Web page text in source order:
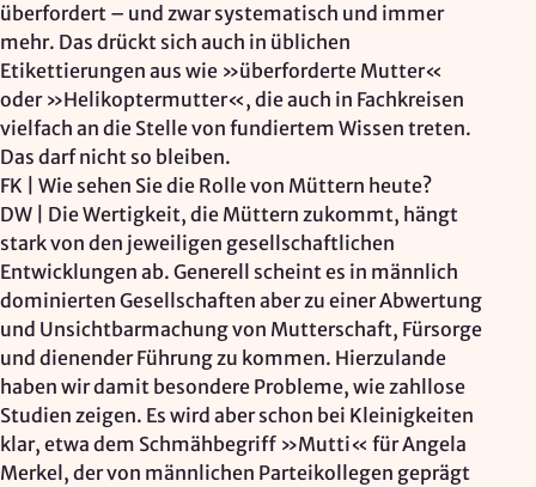
überfordert – und zwar systematisch und immer
mehr. Das drückt sich auch in üblichen
Etikettierungen aus wie »überforderte Mutter«
oder »Helikoptermutter«, die auch in Fachkreisen
vielfach an die Stelle von fundiertem Wissen treten.
Das darf nicht so bleiben.
FK | Wie sehen Sie die Rolle von Müttern heute?
DW | Die Wertigkeit, die Müttern zukommt, hängt
stark von den jeweiligen gesellschaftlichen
Entwicklungen ab. Generell scheint es in männlich
dominierten Gesellschaften aber zu einer Abwertung
und Unsichtbarmachung von Mutterschaft, Fürsorge
und dienender Führung zu kommen. Hierzulande
haben wir damit besondere Probleme, wie zahllose
Studien zeigen. Es wird aber schon bei Kleinigkeiten
klar, etwa dem Schmähbegriff »Mutti« für Angela
Merkel, der von männlichen Parteikollegen geprägt